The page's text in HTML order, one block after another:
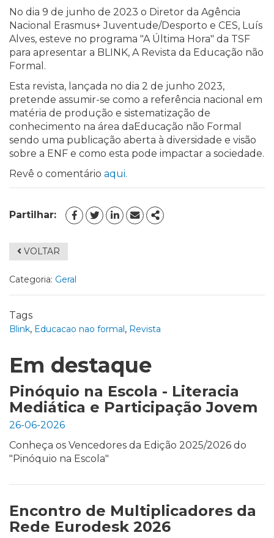
No dia 9 de junho de 2023 o Diretor da Agência
Nacional Erasmus+ Juventude/Desporto e CES, Luís
Alves, esteve no programa "A Última Hora" da TSF
para apresentar a BLINK, A Revista da Educação não
Formal.
Esta revista, lançada no dia 2 de junho 2023,
pretende assumir-se como a referência nacional em
matéria de produção e sistematização de
conhecimento na área daEducação não Formal
sendo uma publicação aberta à diversidade e visão
sobre a ENF e como esta pode impactar a sociedade.
Revê o comentário aqui.
Partilhar:
FACEBOOK
TWITTERLINKEDIN
EMAILSHARE
VOLTAR
Categoria: Geral
Tags
Blink, Educacao nao formal, Revista
Em destaque
Pinóquio na Escola - Literacia
Mediática e Participação Jovem
26-06-2026
Conheça os Vencedores da Edição 2025/2026 do
"Pinóquio na Escola"
Encontro de Multiplicadores da
Rede Eurodesk 2026